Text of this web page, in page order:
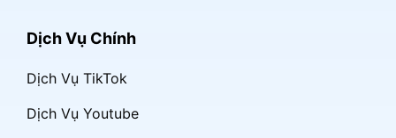
Dịch Vụ Chính
Dịch Vụ TikTok
Dịch Vụ Youtube